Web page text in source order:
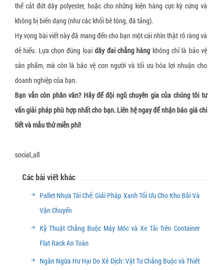
thể cắt đứt dây polyester, hoặc cho những kiện hàng cực kỳ cứng và
không bị biến dạng (như các khối bê tông, đá tảng).
Hy vọng bài viết này đã mang đến cho bạn một cái nhìn thật rõ ràng và
dễ hiểu. Lựa chọn đúng loạidây đai chằng hàng không chỉ là bảo vệ
sản phẩm, mà còn là bảo vệ con người và tối ưu hóa lợi nhuận cho
doanh nghiệp của bạn.
Bạn vẫn còn phân vân? Hãy để đội ngũ chuyên gia của chúng tôi tư
vấn giải pháp phù hợp nhất cho bạn. Liên hệ ngay để nhận báo giá chi
tiết và mẫu thử miễn phí!
social_all
Các bài viết khác
Pallet Nhựa Tái Chế: Giải Pháp Xanh Tối Ưu Cho Kho Bãi Và
Vận Chuyển
Kỹ Thuật Chằng Buộc Máy Móc và Xe Tải Trên Container
Flat Rack An Toàn
Ngăn Ngừa Hư Hại Do Xê Dịch: Vật Tư Chằng Buộc và Thiết